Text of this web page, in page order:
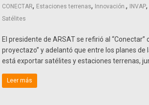
CONECTAR, Estaciones terrenas, Innovación., INVAP,
Satélites
El presidente de ARSAT se refirió al “Conectar”
proyectazo” y adelantó que entre los planes de
está exportar satélites y estaciones terrenas,
Leer más